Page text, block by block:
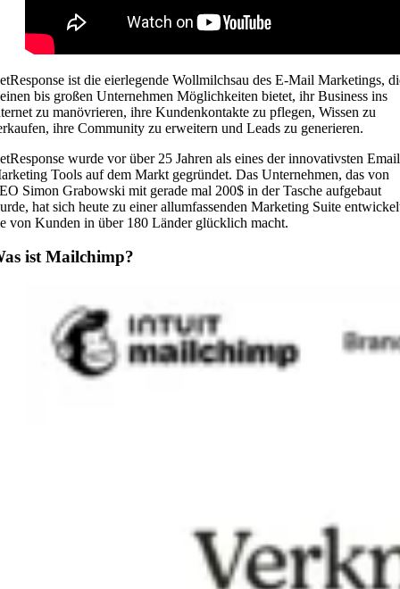
ist die eierlegende Wollmilchsau des E-Mail Marketings,
bis großen Unternehmen Möglichkeiten bietet, ihr Business ins
zu manövrieren, ihre Kundenkontakte zu pflegen, Wissen zu
ihre Community zu erweitern und Leads zu generieren.
wurde vor über 25 Jahren als eines der innovativsten Email
Tools auf dem Markt gegründet. Das Unternehmen, das von
Simon Grabowski mit gerade mal 200$ in der Tasche aufgebaut
hat sich heute zu einer allumfassenden Marketing Suite
von Kunden in über 180 Länder glücklich macht.
ist Mailchimp?